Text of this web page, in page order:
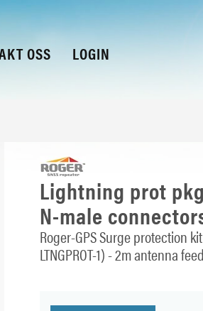
OSS LOGIN
Lightning prot
N-male
Roger-GPS Surge protection
LTNGPROT-1) - 2m antenna